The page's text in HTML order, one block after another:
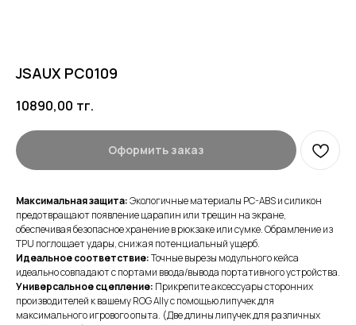
JSAUX PC0109
10890,00 тг.
Оформить заказ
Максимальная защита:Экологичные материалы PC-ABS и силикон
предотвращают появление царапин или трещин на экране,
обеспечивая безопасное хранение в рюкзаке или сумке. Обрамление из
TPU поглощает удары, снижая потенциальный ущерб.
Идеальное соответствие:Точные вырезы модульного кейса
идеально совпадают с портами ввода/вывода портативного устройства.
Универсальное сцепление: Прикрепите аксессуары сторонних
производителей к вашему ROG Ally с помощью липучек для
максимального игрового опыта. (Две длины липучек для различных